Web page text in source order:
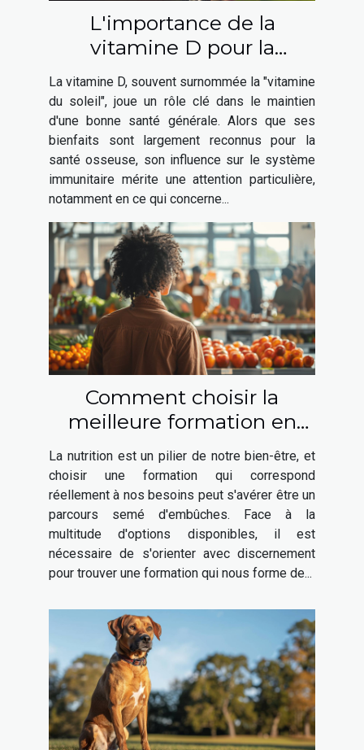
L'importance de la
vitamine D pour la
prévention des maladies
auto-immunes
La vitamine D, souvent surnommée la "vitamine
du soleil", joue un rôle clé dans le maintien
d'une bonne santé générale. Alors que ses
bienfaits sont largement reconnus pour la
santé osseuse, son influence sur le système
immunitaire mérite une attention particulière,
notamment en ce qui concerne...
Comment choisir la
meilleure formation en
nutrition adaptée à vos
besoins
La nutrition est un pilier de notre bien-être, et
choisir une formation qui correspond
réellement à nos besoins peut s'avérer être un
parcours semé d'embûches. Face à la
multitude d'options disponibles, il est
nécessaire de s'orienter avec discernement
pour trouver une formation qui nous forme de...